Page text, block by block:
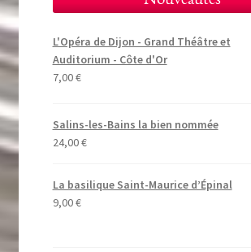
L'Opéra de Dijon - Grand Théâtre et
Auditorium - Côte d'Or
7,00€
Salins-les-Bains la bien nommée
24,00€
La basilique Saint-Maurice d’Épinal
9,00€